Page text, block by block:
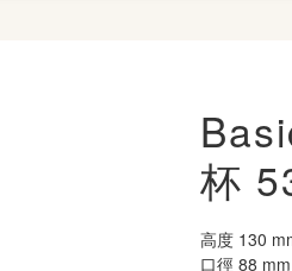
杯
高度 130
口徑 88 mm